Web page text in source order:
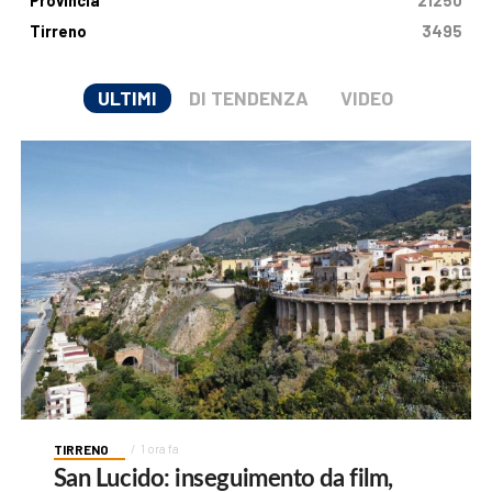
Tirreno
3495
ULTIMI DI TENDENZA VIDEO
TIRRENO 1 ora fa
San Lucido: inseguimento da film,